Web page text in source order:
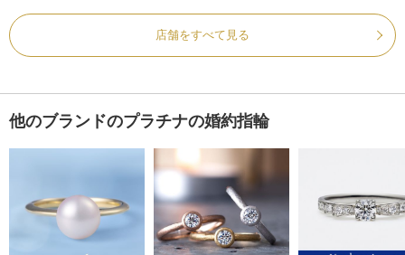
店舗をすべて見る
他のブランドのプラチナの婚約指輪